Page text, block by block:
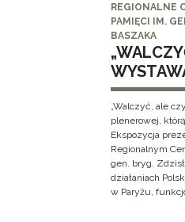
REGIONALNE
PAMIĘCI IM.
BASZAKA
„Walczyć, ale
plenerowej,
Ekspozycja
Regionalnym
gen. bryg.
działaniach
w Paryżu,